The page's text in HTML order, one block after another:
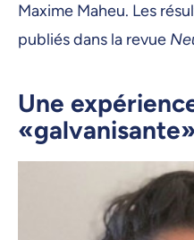
Maxime Maheu. Les
publiés dans la revue
Une